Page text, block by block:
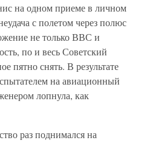
на одном приеме в личном
с полетом через полюс
не только ВВС и
по и весь Советский
пятно снять. В результате
на авиационный
лопнула, как
раз поднимался на